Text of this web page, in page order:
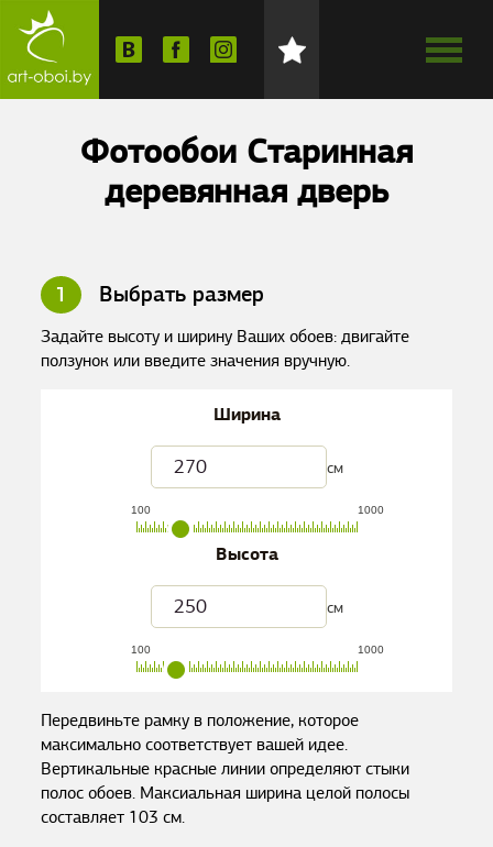
Фотообои Старинная
деревянная дверь
1 Выбрать размер
Задайте высоту и ширину Ваших обоев: двигайте
ползунок или введите значения вручную.
Ширина
см
100 1000
Высота
см
100 1000
Передвиньте рамку в положение, которое
максимально соответствует вашей идее.
Вертикальные красные линии определяют стыки
полос обоев. Максиальная ширина целой полосы
составляет 103 см.